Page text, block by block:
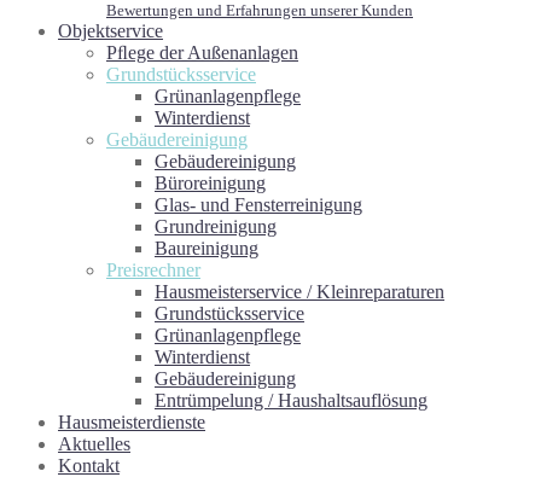
Bewertungen und Erfahrungen unserer Kunden
Objektservice
Pﬂege der Außenanlagen
Grundstücksservice
Grünanlagenpflege
Winterdienst
Gebäudereinigung
Gebäudereinigung
Büroreinigung
Glas- und Fensterreinigung
Grundreinigung
Baureinigung
Preisrechner
Hausmeisterservice / Kleinreparaturen
Grundstücksservice
Grünanlagenpflege
Winterdienst
Gebäudereinigung
Entrümpelung / Haushaltsauflösung
Hausmeisterdienste
Aktuelles
Kontakt